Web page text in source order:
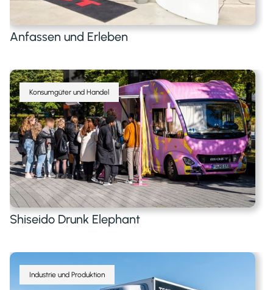
Anfassen und Erleben
Shiseido Drunk Elephant
Konsumgüter und Handel
Industrie und Produktion